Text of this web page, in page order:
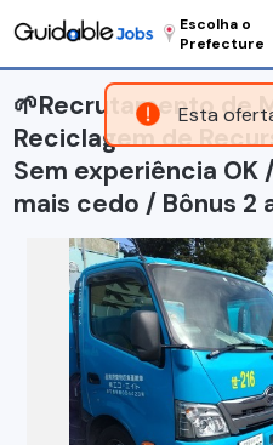
Esta
Escolha o
Prefecture
🌱Recrutamento de
Reciclagem de
Sem experiência OK
mais cedo / Bônus 2